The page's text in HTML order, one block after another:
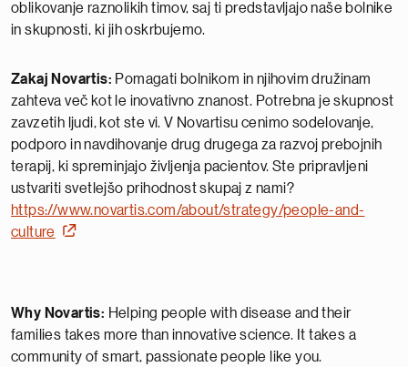
oblikovanje raznolikih timov, saj ti predstavljajo naše bolnike
in skupnosti, ki jih oskrbujemo.
Zakaj Novartis: Pomagati bolnikom in njihovim družinam
zahteva več kot le inovativno znanost. Potrebna je skupnost
zavzetih ljudi, kot ste vi. V Novartisu cenimo sodelovanje,
podporo in navdihovanje drug drugega za razvoj prebojnih
terapij, ki spreminjajo življenja pacientov. Ste pripravljeni
ustvariti svetlejšo prihodnost skupaj z nami?
https://www.novartis.com/about/strategy/people-and-
culture
Why Novartis: Helping people with disease and their
families takes more than innovative science. It takes a
community of smart, passionate people like you.